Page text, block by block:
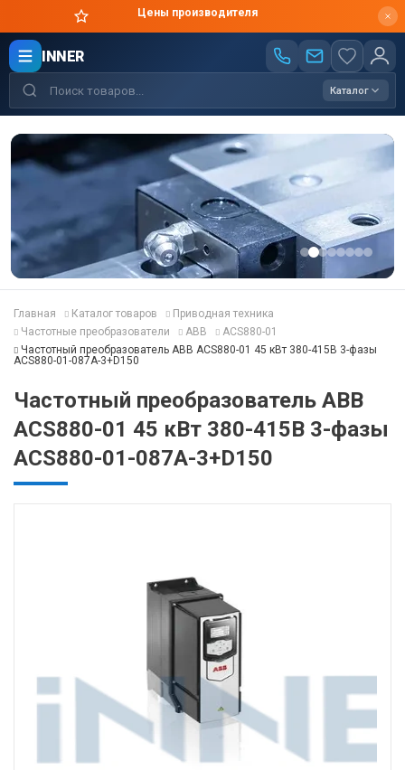
Цены производителя
INNER
Каталог
Главная Каталог товаров
Приводная техника
Частотные преобразователи
ABB
ACS880-01
Частотный преобразователь ABB ACS880-01 45 кВт 380-415В 3-фазы
ACS880-01-087A-3+D150
Частотный преобразователь ABB
ACS880-01 45 кВт 380-415В 3-фазы
ACS880-01-087A-3+D150